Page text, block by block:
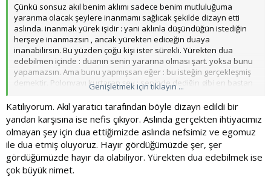
Çünkü sonsuz akıl benim aklımı sadece benim mutluluğuma
yararıma olacak şeylere inanmamı sağlıcak şekilde dizayn etti
aslında. inanmak yürek işidir : yani aklınla düşündüğün istediğin
herşeye inanmazsın , ancak yürekten ediceğin duaya
inanabilirsın. Bu yüzden çoğu kişi ister sürekli. Yürekten dua
edebilmen içinde : duanın senin yararına olması şart. yoksa bunu
yapamazsın. Ama bunu yapmışsan eğer : bu isteğin gerçekleşmiş
demektir. Polonyayı kurtaran şey : seninde dediğin gibi en baştan
o hayale inanan yürekten duaydı.
Genişletmek için tıklayın ...
Katılıyorum. Akıl yaratıcı tarafından böyle dizayn edildi bir
yandan karşısına ise nefis çıkıyor. Aslında gerçekten ihtiyacımız
olmayan şey için dua ettiğimizde aslında nefsimiz ve egomuz
ile dua etmiş oluyoruz. Hayır gördüğümüzde şer, şer
gördüğümüzde hayır da olabiliyor. Yürekten dua edebilmek ise
çok büyük nimet.